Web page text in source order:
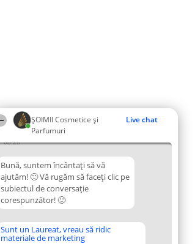
ȘOIMII Cosmetice și
Parfumuri
Live chat
08:26
Bună, suntem încântați să vă
ajutăm! 🙂 Vă rugăm să faceți clic pe
subiectul de conversație
corespunzător! 🙂
Sunt un Laureat, vreau să ridic
materiale de marketing